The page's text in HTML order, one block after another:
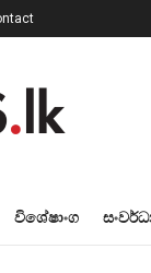
විශේෂාංග